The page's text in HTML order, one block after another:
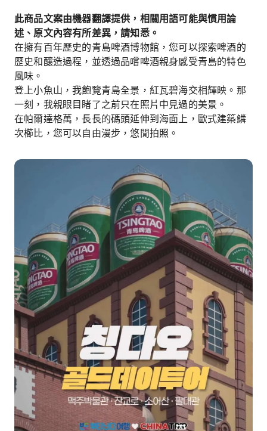
此商品文案由機器翻譯提供，相關用語可能與慣用論
述、原文內容有所差異，請知悉。
在擁有百年歷史的青島啤酒博物館，您可以探索啤酒的
歷史和釀造過程，並透過品嚐啤酒親身感受青島的特色
風味。
登上小魚山，我飽覽青島全景，紅瓦碧海交相輝映。那
一刻，我親眼目睹了之前只在照片中見過的美景。
在帕爾達格萬，長長的碼頭延伸到海面上，歐式建築鱗
次櫛比，您可以自由漫步，悠閒拍照。